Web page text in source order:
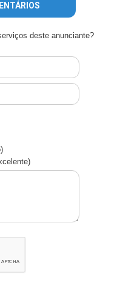
deste anunciante?